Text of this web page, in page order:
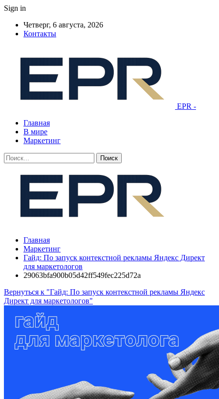
Sign in
Четверг, 6 августа, 2026
Контакты
EPR -
Главная
В мире
Маркетинг
Главная
Маркетинг
Гайд: По запуск контекстной рекламы Яндекс Директ
для маркетологов
29063bfa900b05d42ff549fec225d72a
Вернуться к "Гайд: По запуск контекстной рекламы Яндекс
Директ для маркетологов"